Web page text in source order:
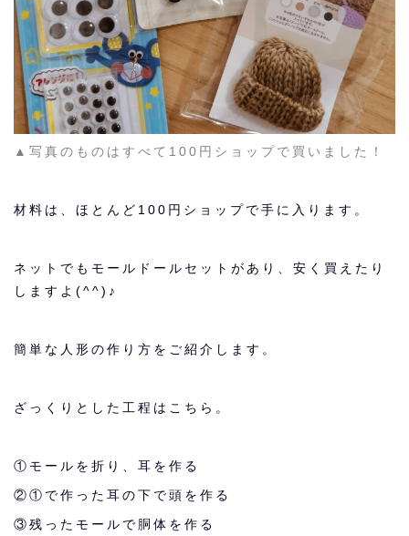
▲写真のものはすべて100円ショップで買いました！
材料は、 ほとんど100円ショップで手に入ります。
ネットでもモールドールセットがあり、安く買えたり
しますよ(^^)♪
簡単な人形の作り方をご紹介します。
ざっくりとした工程はこちら。
①モールを折り、耳を作る
②①で作った耳の下で頭を作る
③残ったモールで胴体を作る